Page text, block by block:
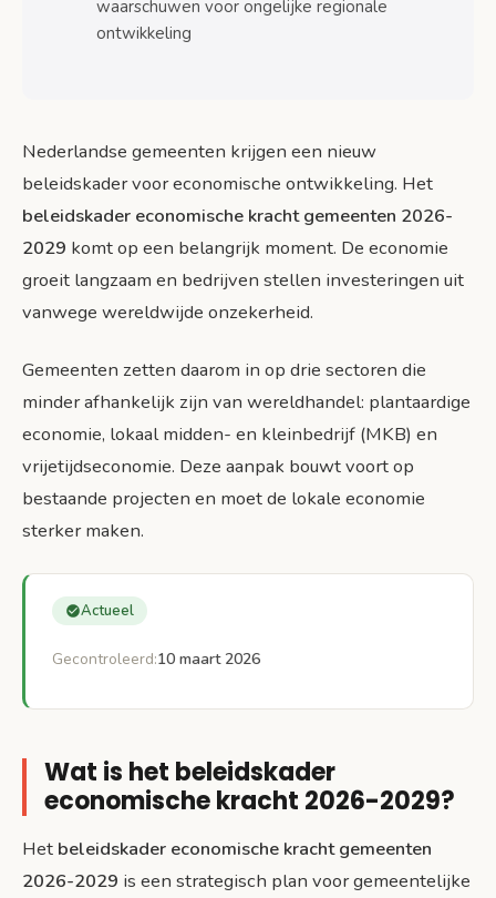
Monitoring en evaluatie
Praktische tips
Toekomstperspectief: uitdagingen en kansen
Kansen voor gemeenten
Uitdagingen en risico’s
Bronnen
waarschuwen voor ongelijke regionale
ontwikkeling
Nederlandse gemeenten krijgen een nieuw
beleidskader voor economische ontwikkeling. Het
beleidskader economische kracht gemeenten 2026-
2029 komt op een belangrijk moment. De economie
groeit langzaam en bedrijven stellen investeringen uit
vanwege wereldwijde onzekerheid.
Gemeenten zetten daarom in op drie sectoren die
minder afhankelijk zijn van wereldhandel: plantaardige
economie, lokaal midden- en kleinbedrijf (MKB) en
vrijetijdseconomie. Deze aanpak bouwt voort op
bestaande projecten en moet de lokale economie
sterker maken.
Actueel
Gecontroleerd:10 maart 2026
Wat is het beleidskader
economische kracht 2026-2029?
Het beleidskader economische kracht gemeenten
2026-2029 is een strategisch plan voor gemeentelijke